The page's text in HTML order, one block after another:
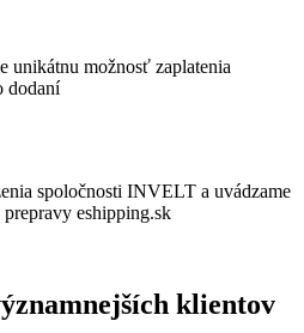
unikátnu možnosť zaplatenia
dodaní
spoločnosti INVELT a uvádzame
eshipping.sk
klientov